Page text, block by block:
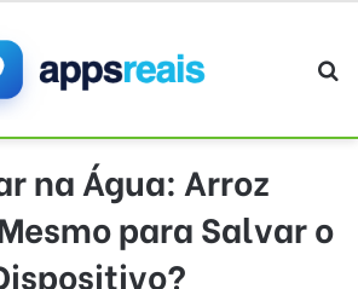
na Água: Arroz
para Salvar o